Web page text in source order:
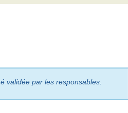
validée par les responsables.